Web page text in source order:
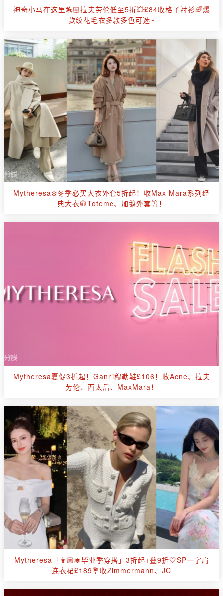
神奇小马在这里🏇🏼拉夫劳伦低至5折💥£84收格子衬衫🌈爆
款绞花毛衣多款多色可选~
Mytheresa❄️冬季必买大衣外套5折起！收Max Mara系列经
典大衣🧥Toteme、加鹅外套等！
Mytheresa夏促3折起！Ganni穆勒鞋£106！收Acne、拉夫
劳伦、西太后、MaxMara！
Mytheresa「👩🏼‍🎓毕业季穿搭」3折起+叠9折🤍SP一字肩
连衣裙£189💐收Zimmermann、JC